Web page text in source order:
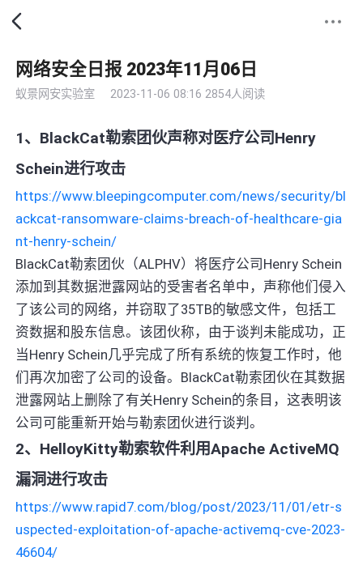
网络安全日报 2023年11月06日
蚁景网安实验室 2023-11-06 08:16 2854人阅读
1、BlackCat勒索团伙声称对医疗公司Henry
Schein进行攻击
https://www.bleepingcomputer.com/news/security/bl
ackcat-ransomware-claims-breach-of-healthcare-gia
nt-henry-schein/
BlackCat勒索团伙（ALPHV）将医疗公司Henry Schein
添加到其数据泄露网站的受害者名单中，声称他们侵入
了该公司的网络，并窃取了35TB的敏感文件，包括工
资数据和股东信息。该团伙称，由于谈判未能成功，正
当Henry Schein几乎完成了所有系统的恢复工作时，他
们再次加密了公司的设备。BlackCat勒索团伙在其数据
泄露网站上删除了有关Henry Schein的条目，这表明该
公司可能重新开始与勒索团伙进行谈判。
2、HelloyKitty勒索软件利用Apache ActiveMQ
漏洞进行攻击
https://www.rapid7.com/blog/post/2023/11/01/etr-s
uspected-exploitation-of-apache-activemq-cve-2023-
46604/